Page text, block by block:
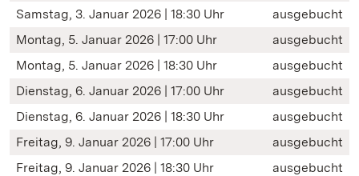
Samstag, 3. Januar 2026 | 18:30 Uhr
ausgebucht
Montag, 5. Januar 2026 | 17:00 Uhr
ausgebucht
Montag, 5. Januar 2026 | 18:30 Uhr
ausgebucht
Dienstag, 6. Januar 2026 | 17:00 Uhr
ausgebucht
Dienstag, 6. Januar 2026 | 18:30 Uhr
ausgebucht
Freitag, 9. Januar 2026 | 17:00 Uhr
ausgebucht
Freitag, 9. Januar 2026 | 18:30 Uhr
ausgebucht